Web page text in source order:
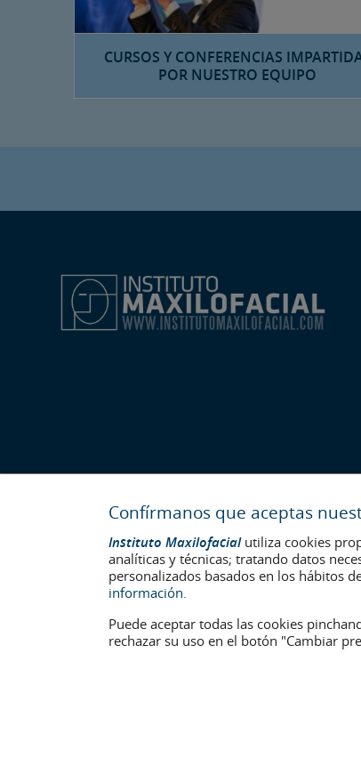
CURSOS Y CONFERENCIAS
POR NUESTRO EQUIPO
Confírmanos que aceptas
Instituto Maxilofacialutiliza cookies
analíticas y técnicas; tratando datos
personalizados basados en los hábitos
información.
Puede aceptar todas las cookies
rechazar su uso en el botón "Cambiar